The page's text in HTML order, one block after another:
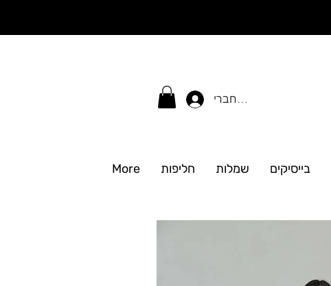
התחברי
בייסיקים שמלות חליפות More